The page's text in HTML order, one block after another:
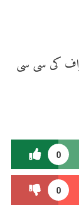
کی سی سی
0
0